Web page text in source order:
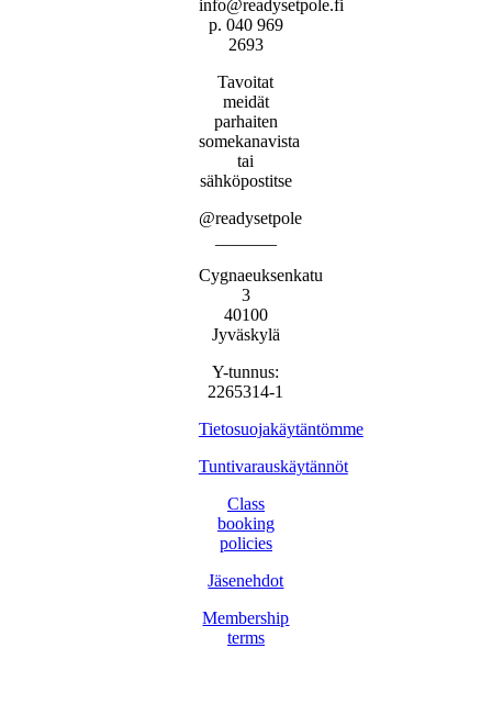
info@readysetpole.fi
p. 040 969
2693
Tavoitat
meidät
parhaiten
somekanavista
tai
sähköpostitse
@readysetpole
Cygnaeuksenkatu
3
40100
Jyväskylä
Y-tunnus:
2265314-1
Tietosuojakäytäntömme
Tuntivarauskäytännöt
Class
booking
policies
Jäsenehdot
Membership
terms